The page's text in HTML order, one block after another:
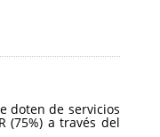
doten de servicios
(75%) a través del